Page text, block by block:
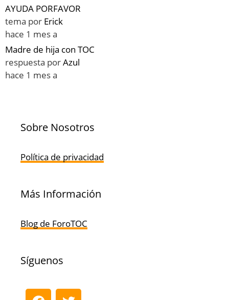
AYUDA PORFAVOR
tema por Erick
hace 1 mes a
Madre de hija con TOC
respuesta porAzul
hace 1 mes a
Sobre Nosotros
Política de privacidad
Más Información
Blog de ForoTOC
Síguenos